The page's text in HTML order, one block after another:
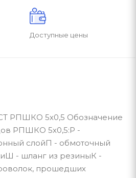
Доступные цены
РПШКО 5х0,5 Обозначение
РПШКО 5х0,5:Р -
слойП - обмоточный
- шланг из резиныК -
прошедших